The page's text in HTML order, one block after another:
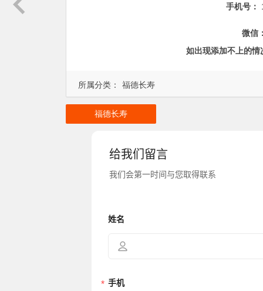
所属分类： 福德长寿
手机号：
微信
如出现添加不上的
福德长寿